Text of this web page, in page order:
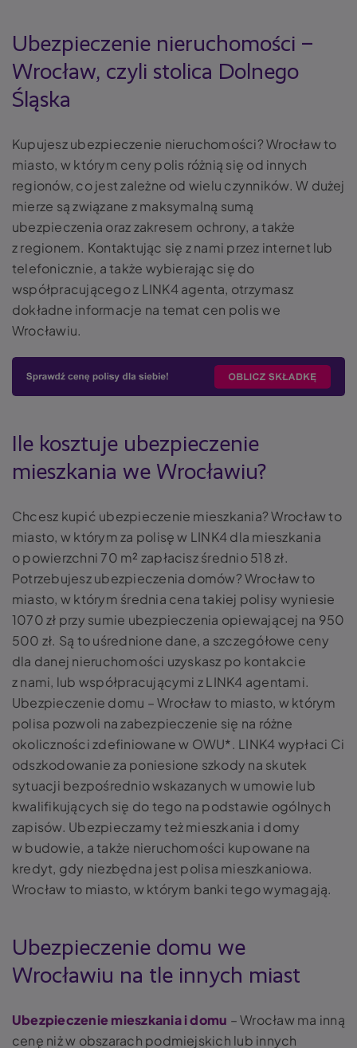
Ubezpieczenie nieruchomości –
Wrocław, czyli stolica Dolnego
Śląska
Kupujesz ubezpieczenie nieruchomości? Wrocław to
miasto, w którym ceny polis różnią się od innych
regionów, co jest zależne od wielu czynników. W dużej
mierze są związane z maksymalną sumą
ubezpieczenia oraz zakresem ochrony, a także
z regionem. Kontaktując się z nami przez internet lub
telefonicznie, a także wybierając się do
współpracującego z LINK4 agenta, otrzymasz
dokładne informacje na temat cen polis we
Wrocławiu.
Ile kosztuje ubezpieczenie
mieszkania we Wrocławiu?
Chcesz kupić ubezpieczenie mieszkania? Wrocław to
miasto, w którym za polisę w LINK4 dla mieszkania
o powierzchni 70 m² zapłacisz średnio 518 zł.
Potrzebujesz ubezpieczenia domów? Wrocław to
miasto, w którym średnia cena takiej polisy wyniesie
1070 zł przy sumie ubezpieczenia opiewającej na 950
500 zł. Są to uśrednione dane, a szczegółowe ceny
dla danej nieruchomości uzyskasz po kontakcie
z nami, lub współpracującymi z LINK4 agentami.
Ubezpieczenie domu – Wrocław to miasto, w którym
polisa pozwoli na zabezpieczenie się na różne
okoliczności zdefiniowane w OWU*. LINK4 wypłaci Ci
odszkodowanie za poniesione szkody na skutek
sytuacji bezpośrednio wskazanych w umowie lub
kwalifikujących się do tego na podstawie ogólnych
zapisów. Ubezpieczamy też mieszkania i domy
w budowie, a także nieruchomości kupowane na
kredyt, gdy niezbędna jest polisa mieszkaniowa.
Wrocław to miasto, w którym banki tego wymagają.
Ubezpieczenie domu we
Wrocławiu na tle innych miast
Ubezpieczenie mieszkania i domu – Wrocław ma inną
cenę niż w obszarach podmiejskich lub innych